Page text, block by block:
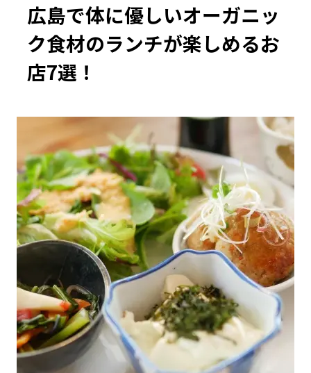
広島で体に優しいオーガニッ
ク食材のランチが楽しめるお
店7選！